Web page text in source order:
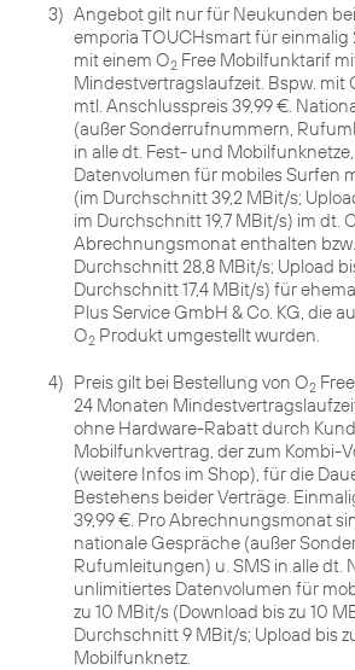
3) Angebot gilt nur für Neukunden
emporia TOUCHsmart für
mit einem O2 Free Mobilfunktarif
Mindestvertragslaufzeit. Bspw. mit
mtl. Anschlusspreis 39,99 €.
(außer Sonderrufnummern,
in alle dt. Fest- und
Datenvolumen für mobiles Surfen
(im Durchschnitt 39,2 MBit/s;
im Durchschnitt 19,7 MBit/s) im dt.
Abrechnungsmonat enthalten
Durchschnitt 28,8 MBit/s; Upload
Durchschnitt 17,4 MBit/s) für
Plus Service GmbH & Co. KG, die
O2 Produkt umgestellt wurden.
4) Preis gilt bei Bestellung von O2
24 Monaten
ohne Hardware-Rabatt durch
Mobilfunkvertrag, der zum Kombi-
(weitere Infos im Shop), für die
Bestehens beider Verträge.
39,99 €. Pro Abrechnungsmonat
nationale Gespräche (außer
Rufumleitungen) u. SMS in alle dt.
unlimitiertes Datenvolumen für
zu 10 MBit/s (Download bis zu 10
Durchschnitt 9 MBit/s; Upload bis
Mobilfunknetz.